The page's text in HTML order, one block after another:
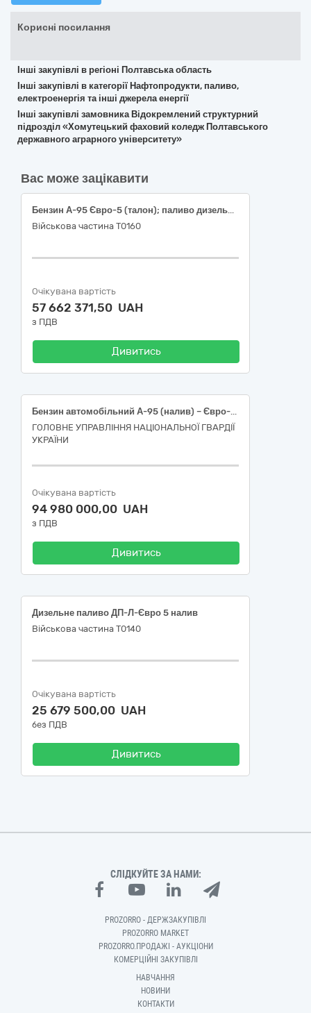
Корисні посилання
Інші закупівлі в регіоні Полтавська область
Інші закупівлі в категорії Нафтопродукти, паливо,
електроенергія та інші джерела енергії
Інші закупівлі замовника Відокремлений структурний
підрозділ «Хомутецький фаховий коледж Полтавського
державного аграрного університету»
Вас може зацікавити
Бензин А-95 Євро-5 (талон); паливо дизельне ДП Євро-5 (талон)
Військова частина Т0160
Очікувана вартість
57 662 371,50 UAH
з ПДВ
Дивитись
Бензин автомобільний А-95 (налив) – Євро-5 – Е5 (Е0, Е7, Е10)
ГОЛОВНЕ УПРАВЛІННЯ НАЦІОНАЛЬНОЇ ГВАРДІЇ
УКРАЇНИ
Очікувана вартість
94 980 000,00 UAH
з ПДВ
Дивитись
Дизельне паливо ДП-Л-Євро 5 налив
Військова частина Т0140
Очікувана вартість
25 679 500,00 UAH
без ПДВ
Дивитись
СЛІДКУЙТЕ ЗА НАМИ:
PROZORRO - ДЕРЖЗАКУПІВЛІ
PROZORRO MARKET
PROZORRO.ПРОДАЖІ - АУКЦІОНИ
КОМЕРЦІЙНІ ЗАКУПІВЛІ
НАВЧАННЯ
НОВИНИ
КОНТАКТИ